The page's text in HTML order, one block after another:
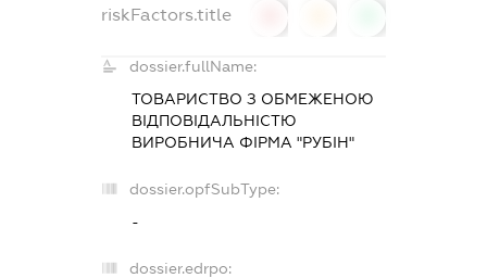
riskFactors.title
dossier.fullName:
ТОВАРИСТВО З ОБМЕЖЕНОЮ
ВІДПОВІДАЛЬНІСТЮ
ВИРОБНИЧА ФІРМА "РУБІН"
dossier.opfSubType:
-
dossier.edrpo: